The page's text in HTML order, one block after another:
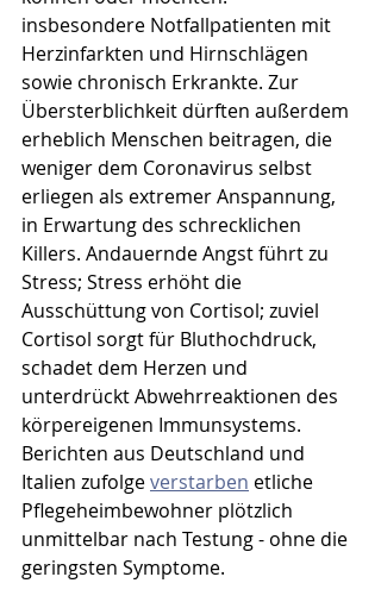
insbesondere Notfallpatienten mit
Herzinfarkten und Hirnschlägen
sowie chronisch Erkrankte. Zur
Übersterblichkeit dürften außerdem
erheblich Menschen beitragen, die
weniger dem Coronavirus selbst
erliegen als extremer Anspannung,
in Erwartung des schrecklichen
Killers. Andauernde Angst führt zu
Stress; Stress erhöht die
Ausschüttung von Cortisol; zuviel
Cortisol sorgt für Bluthochdruck,
schadet dem Herzen und
unterdrückt Abwehrreaktionen des
körpereigenen Immunsystems.
Berichten aus Deutschland und
Italien zufolge verstarben etliche
Pflegeheimbewohner plötzlich
unmittelbar nach Testung - ohne die
geringsten Symptome.